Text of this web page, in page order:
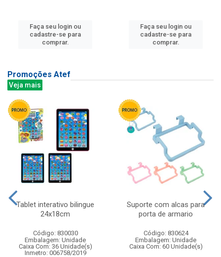
Faça seu login ou
cadastre-se para
comprar.
Faça seu login ou
cadastre-se para
comprar.
Promoções Atef
Veja mais
Tablet interativo bilingue
24x18cm
Código: 830030
Embalagem: Unidade
Caixa Com: 36 Unidade(s)
Inmetro: 006758/2019
Suporte com alcas para
porta de armario
Código: 830624
Embalagem: Unidade
Caixa Com: 60 Unidade(s)